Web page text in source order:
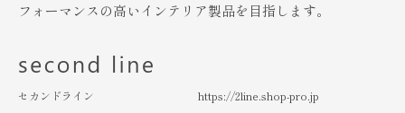
フォーマンスの高いインテリア製品を目指します。
セカンドライン https://2line.shop-pro.jp